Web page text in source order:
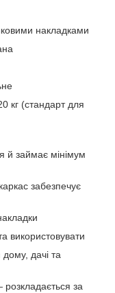
накладками
кг (стандарт для
й займає мінімум
забезпечує
використовувати
дачі та
за